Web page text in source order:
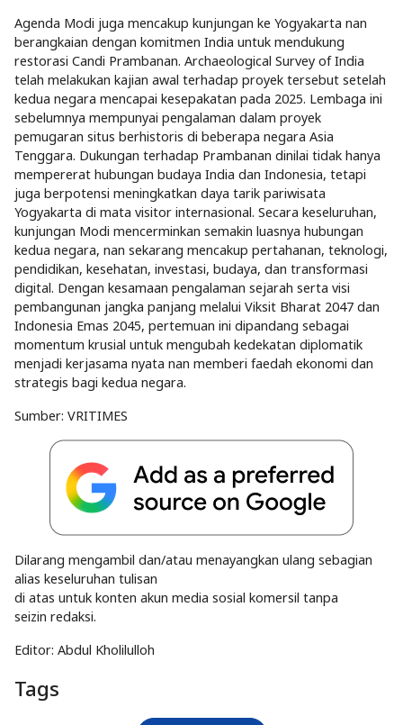
Agenda Modi juga mencakup kunjungan ke Yogyakarta nan
berangkaian dengan komitmen India untuk mendukung
restorasi Candi Prambanan. Archaeological Survey of India
telah melakukan kajian awal terhadap proyek tersebut setelah
kedua negara mencapai kesepakatan pada 2025. Lembaga ini
sebelumnya mempunyai pengalaman dalam proyek
pemugaran situs berhistoris di beberapa negara Asia
Tenggara. Dukungan terhadap Prambanan dinilai tidak hanya
mempererat hubungan budaya India dan Indonesia, tetapi
juga berpotensi meningkatkan daya tarik pariwisata
Yogyakarta di mata visitor internasional. Secara keseluruhan,
kunjungan Modi mencerminkan semakin luasnya hubungan
kedua negara, nan sekarang mencakup pertahanan, teknologi,
pendidikan, kesehatan, investasi, budaya, dan transformasi
digital. Dengan kesamaan pengalaman sejarah serta visi
pembangunan jangka panjang melalui Viksit Bharat 2047 dan
Indonesia Emas 2045, pertemuan ini dipandang sebagai
momentum krusial untuk mengubah kedekatan diplomatik
menjadi kerjasama nyata nan memberi faedah ekonomi dan
strategis bagi kedua negara.
Sumber: VRITIMES
Dilarang mengambil dan/atau menayangkan ulang sebagian
alias keseluruhan tulisan
di atas untuk konten akun media sosial komersil tanpa
seizin redaksi.
Editor: Abdul Kholilulloh
Tags